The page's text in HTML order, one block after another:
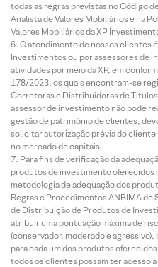
todas as regras previstas no Código
Analista de Valores Mobiliários e na
Valores Mobiliários da XP
O atendimento de nossos clientes
Investimentos ou por assessores de
atividades por meio da XP, em
178/2023, os quais encontram-se
Corretoras e Distribuidoras de
assessor de investimento não pode
gestão de patrimônio de clientes,
solicitar autorização prévia do cliente
no mercado de capitais.
Para fins de verificação da
produtos de investimento oferecidos
metodologia de adequação dos
Regras e Procedimentos ANBIMA de
de Distribuição de Produtos de
atribuir uma pontuação máxima de
(conservador, moderado e
para cada um dos produtos
todos os clientes possam ter acesso